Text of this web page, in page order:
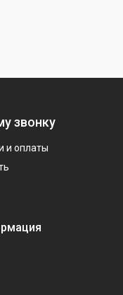
звонку
и оплаты